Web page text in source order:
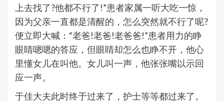
上去找了?他都不行了!”患者家属一听大吃一惊，
因为父亲一直都是清醒的，怎么突然就不行了呢?
便立即大喊：“老爸!老爸!老爸爸!”患者用力的睁
眼睛嗯嗯的答应，但眼睛却怎么也睁不开，他心
里懂女儿在叫他。女儿叫一声，他张张嘴以示回
应一声。
于佳大夫此时终于过来了，护士等等都过来了。